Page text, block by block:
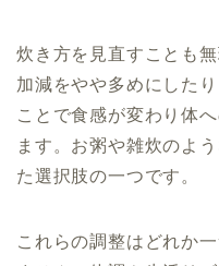
炊き方を見直すことも
加減をやや多めにした
ことで食感が変わり体
ます。お粥や雑炊のよ
た選択肢の一つです。
これらの調整はどれか